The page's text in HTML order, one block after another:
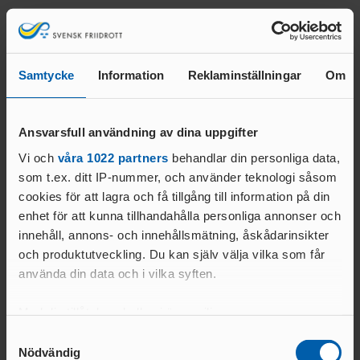
Samtycke Information Reklaminställningar Om
Ansvarsfull användning av dina uppgifter
Vi och våra 1022 partners behandlar din personliga data,
som t.ex. ditt IP-nummer, och använder teknologi såsom
cookies för att lagra och få tillgång till information på din
enhet för att kunna tillhandahålla personliga annonser och
innehåll, annons- och innehållsmätning, åskådarinsikter
och produktutveckling. Du kan själv välja vilka som får
använda din data och i vilka syften.
som kan ha en noggrannhet på upp till flera meter
Nödvändig
Nadja Casadei
Verksamhetsansvarig 50 %
Tel. 0763-37 78 94
förbundets verksamhet
Markus Andersson
Kansliansvarig 65 %
Nybro
Ansvar för: Ekonomi,
kommunikation (med Nadja),